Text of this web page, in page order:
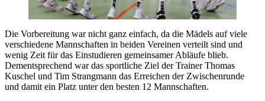
Die Vorbereitung war nicht ganz einfach, da die Mädels auf viele
verschiedene Mannschaften in beiden Vereinen verteilt sind und
wenig Zeit für das Einstudieren gemeinsamer Abläufe blieb.
Dementsprechend war das sportliche Ziel der Trainer Thomas
Kuschel und Tim Strangmann das Erreichen der Zwischenrunde
und damit ein Platz unter den besten 12 Mannschaften.